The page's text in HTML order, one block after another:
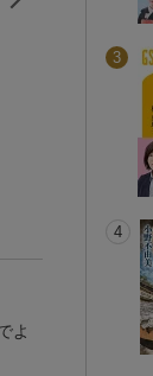
よ
3
4